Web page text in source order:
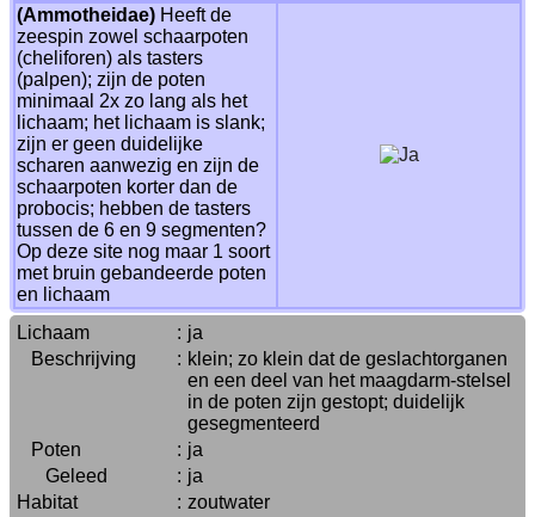
(Ammotheidae) Heeft de
zeespin zowel schaarpoten
(cheliforen) als tasters
(palpen); zijn de poten
minimaal 2x zo lang als het
lichaam; het lichaam is slank;
zijn er geen duidelijke
scharen aanwezig en zijn de
schaarpoten korter dan de
probocis; hebben de tasters
tussen de 6 en 9 segmenten?
Op deze site nog maar 1 soort
met bruin gebandeerde poten
en lichaam
Lichaam
: ja
Beschrijving
: klein; zo klein dat de geslachtorganen
en een deel van het maagdarm-stelsel
in de poten zijn gestopt; duidelijk
gesegmenteerd
Poten
: ja
Geleed
: ja
Habitat
: zoutwater